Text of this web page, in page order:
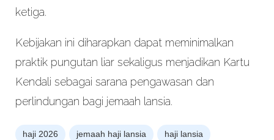
ketiga.
Kebijakan ini diharapkan dapat meminimalkan
praktik pungutan liar sekaligus menjadikan Kartu
Kendali sebagai sarana pengawasan dan
perlindungan bagi jemaah lansia.
haji 2026 jemaah haji lansia haji lansia